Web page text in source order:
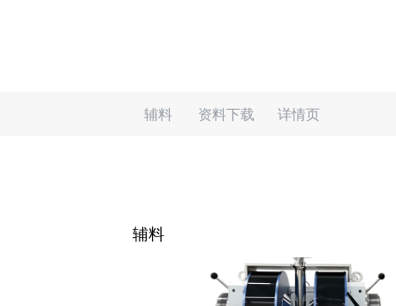
辅料 资料下载 详情页
辅料